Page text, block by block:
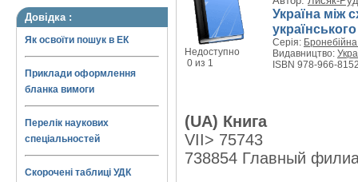
Довідка :
Як освоїти пошук в ЕК
Приклади оформлення
бланка вимоги
Перелік наукових
спеціальностей
Скорочені таблиці УДК
Недоступно
0 из 1
Україна між
Серія:
Видавництво:
ISBN 978-966-
(UA) Книга
VII> 75743
738854 Главный